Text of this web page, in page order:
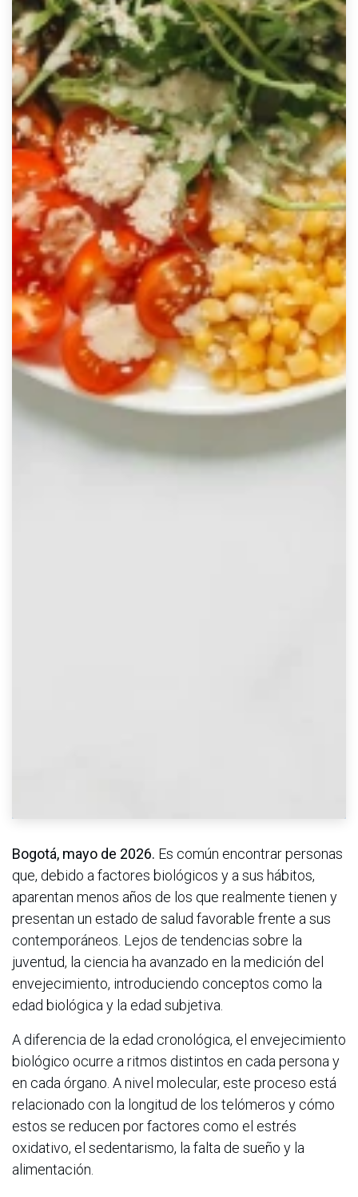
Bogotá, mayo de 2026. Es común encontrar personas
que, debido a factores biológicos y a sus hábitos,
aparentan menos años de los que realmente tienen y
presentan un estado de salud favorable frente a sus
contemporáneos. Lejos de tendencias sobre la
juventud, la ciencia ha avanzado en la medición del
envejecimiento, introduciendo conceptos como la
edad biológica y la edad subjetiva.
A diferencia de la edad cronológica, el envejecimiento
biológico ocurre a ritmos distintos en cada persona y
en cada órgano. A nivel molecular, este proceso está
relacionado con la longitud de los telómeros y cómo
estos se reducen por factores como el estrés
oxidativo, el sedentarismo, la falta de sueño y la
alimentación.